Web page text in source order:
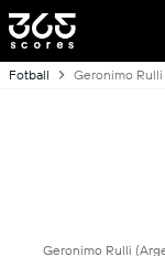
Fotball Geronimo Rulli
Geronimo Rulli